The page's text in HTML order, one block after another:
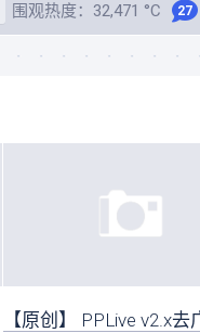
围观热度：32,471 °C 27
【原创】 PPLive v2.x去